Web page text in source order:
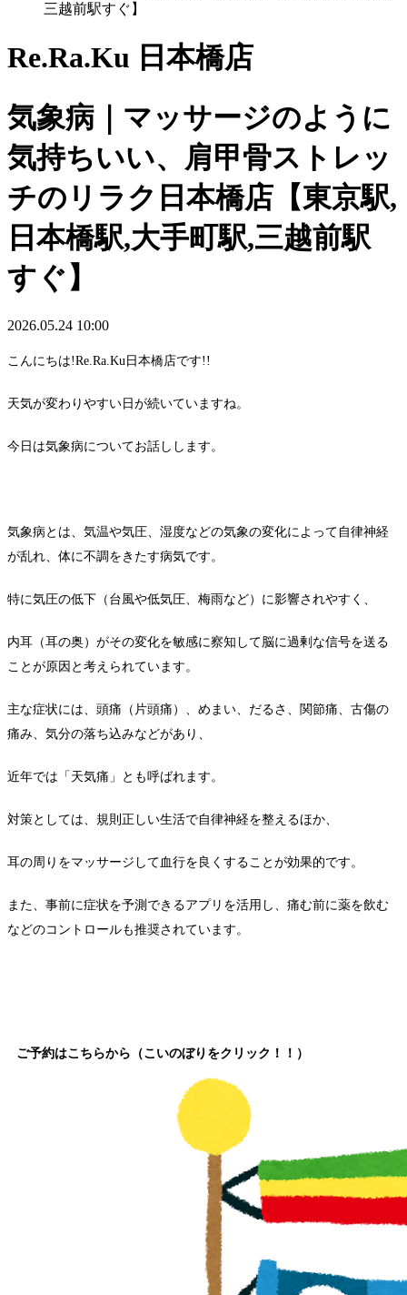
三越前駅すぐ】
Re.Ra.Ku 日本橋店
気象病｜マッサージのように
気持ちいい、肩甲骨ストレッ
チのリラク日本橋店【東京駅,
日本橋駅,大手町駅,三越前駅
すぐ】
2026.05.24 10:00
こんにちは!Re.Ra.Ku日本橋店です!!
天気が変わりやすい日が続いていますね。
今日は気象病についてお話しします。
気象病とは、気温や気圧、湿度などの気象の変化によって自律神経
が乱れ、体に不調をきたす病気です。
特に気圧の低下（台風や低気圧、梅雨など）に影響されやすく、
内耳（耳の奥）がその変化を敏感に察知して脳に過剰な信号を送る
ことが原因と考えられています。
主な症状には、頭痛（片頭痛）、めまい、だるさ、関節痛、古傷の
痛み、気分の落ち込みなどがあり、
近年では「天気痛」とも呼ばれます。
対策としては、規則正しい生活で自律神経を整えるほか、
耳の周りをマッサージして血行を良くすることが効果的です。
また、事前に症状を予測できるアプリを活用し、痛む前に薬を飲む
などのコントロールも推奨されています。
ご予約はこちらから（こいのぼりをクリック！！）